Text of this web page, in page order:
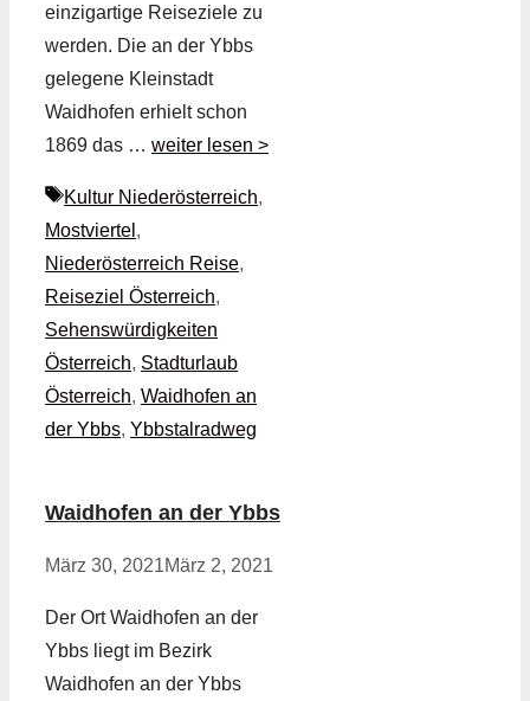
einzigartige Reiseziele zu
werden. Die an der Ybbs
gelegene Kleinstadt
Waidhofen erhielt schon
1869 das … weiter lesen >
Schlagwörter
Kultur Niederösterreich,
Mostviertel ,
Niederösterreich Reise,
Reiseziel Österreich,
Sehenswürdigkeiten
Österreich, Stadturlaub
Österreich, Waidhofen an
der Ybbs, Ybbstalradweg
Waidhofen an der Ybbs
März 30, 2021März 2, 2021
Der Ort Waidhofen an der
Ybbs liegt im Bezirk
Waidhofen an der Ybbs